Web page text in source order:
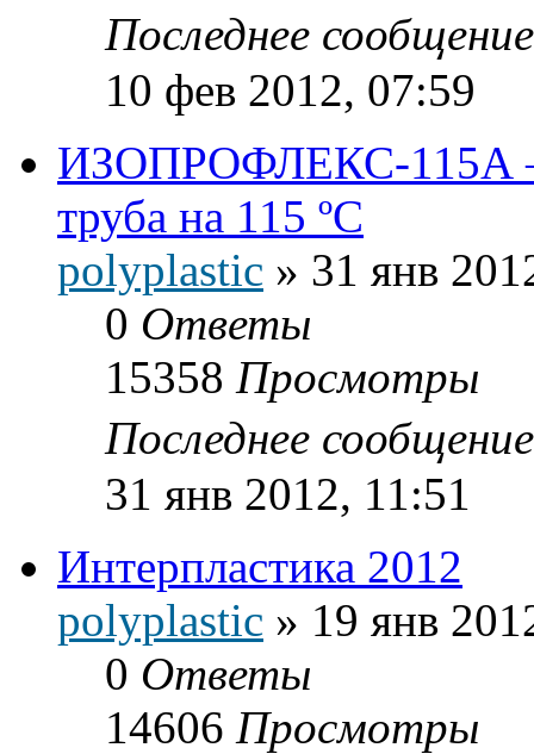
Последнее
10 фев 2012, 07:59
ИЗОПРОФЛЕКС-115А —
труба на 115 ºС
polyplastic » 31 янв
0 Ответы
15358 Просмотры
Последнее
31 янв 2012, 11:51
Интерпластика 2012
polyplastic » 19 янв
0 Ответы
14606 Просмотры